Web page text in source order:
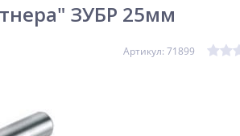
ЗУБР 25мм
Артикул: 71899